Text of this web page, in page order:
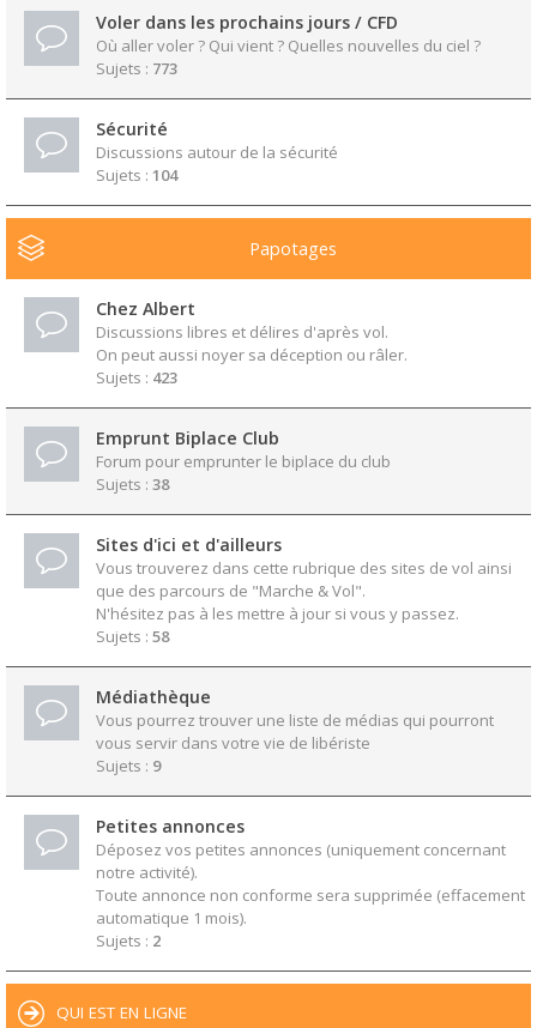
Voler dans les prochains jours / CFD
Où aller voler ? Qui vient ? Quelles nouvelles du ciel ?
Sujets : 773
Sécurité
Discussions autour de la sécurité
Sujets : 104
Papotages
Chez Albert
Discussions libres et délires d'après vol.
On peut aussi noyer sa déception ou râler.
Sujets : 423
Emprunt Biplace Club
Forum pour emprunter le biplace du club
Sujets : 38
Sites d'ici et d'ailleurs
Vous trouverez dans cette rubrique des sites de vol ainsi
que des parcours de "Marche & Vol".
N'hésitez pas à les mettre à jour si vous y passez.
Sujets : 58
Médiathèque
Vous pourrez trouver une liste de médias qui pourront
vous servir dans votre vie de libériste
Sujets : 9
Petites annonces
Déposez vos petites annonces (uniquement concernant
notre activité).
Toute annonce non conforme sera supprimée (effacement
automatique 1 mois).
Sujets : 2
QUI EST EN LIGNE